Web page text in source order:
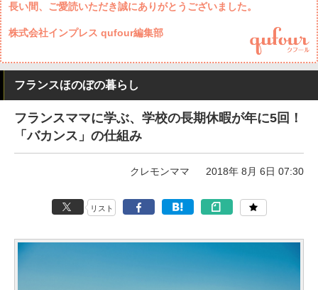
長い間、ご愛読いただき誠にありがとうございました。
株式会社インプレス qufour編集部
フランスほのぼの暮らし
フランスママに学ぶ、学校の長期休暇が年に5回！
「バカンス」の仕組み
クレモンママ 2018年 8月 6日 07:30
リスト